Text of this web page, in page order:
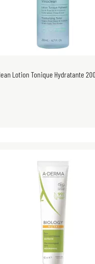
Lotion Tonique Hydratante